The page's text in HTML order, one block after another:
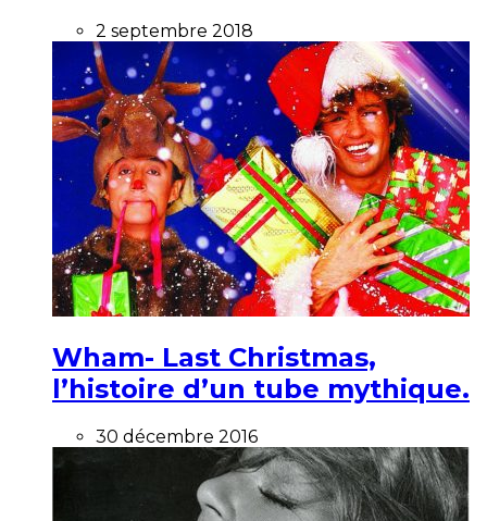
2 septembre 2018
Wham- Last Christmas,
l’histoire d’un tube mythique.
30 décembre 2016